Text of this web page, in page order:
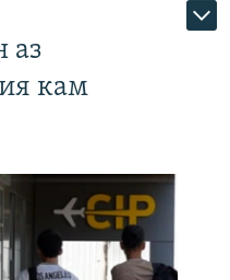
аз
кам